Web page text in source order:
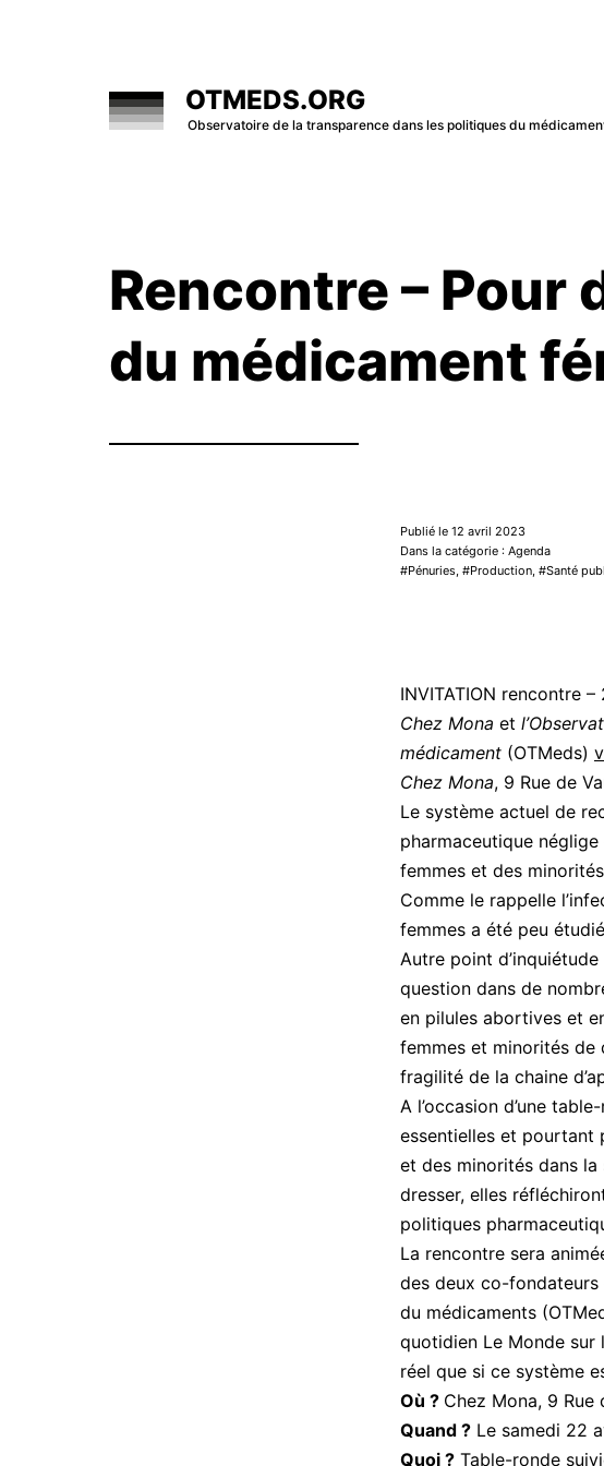
OTMEDS.ORG
Observatoire de la transparence dans les politiques du
Rencontre – Pour
du médicament
Publié le 12 avril 2023
Dans la catégorie : Agenda
Pénuries
Production Santé
INVITATION rencontre
Chez Mona et
médicament (OTMeds)
Chez Mona, 9 Rue de
Le système actuel de
pharmaceutique
femmes et des
Comme le rappelle
femmes a été peu
Autre point d’inquiétude
question dans de
en pilules abortives et
femmes et minorités de
fragilité de la chaine
A l’occasion d’une
essentielles et pourtant
et des minorités dans la
dresser, elles
politiques
La rencontre sera
des deux co-fondateurs
du médicaments
quotidien Le Monde sur
réel que si ce système
Où ? Chez Mona, 9
Quand ? Le samedi 22
Quoi ? Table-ronde